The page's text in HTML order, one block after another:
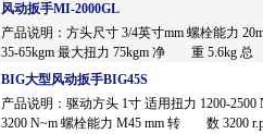
风动扳手MI-2000GL
产品说明：方头尺寸 3/4英寸mm 螺栓能力
35-65kgm 最大扭力 75kgm 净 重 5.6kg
BIG大型风动扳手BIG45S
产品说明：驱动方头 1寸 适用扭力 1200-2500
3200 N~m 螺栓能力 M45 mm 转 数 3200